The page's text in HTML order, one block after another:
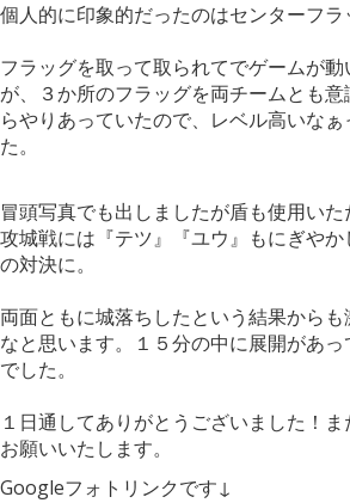
個人的に印象的だったのはセンターフラ
フラッグを取って取られてでゲームが
が、３か所のフラッグを両チームとも
らやりあっていたので、レベル高いな
た。
冒頭写真でも出しましたが盾も使用いた
攻城戦には『テツ』『ユウ』もにぎやか
の対決に。
両面ともに城落ちしたという結果から
なと思います。１５分の中に展開があ
でした。
１日通してありがとうございました！ま
お願いいたします。
Googleフォトリンクです↓